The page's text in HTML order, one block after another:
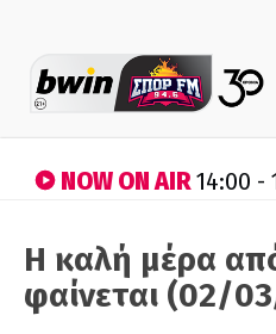
NOW ON AIR14:00 -
Η καλή μέρα
φαίνεται (02/